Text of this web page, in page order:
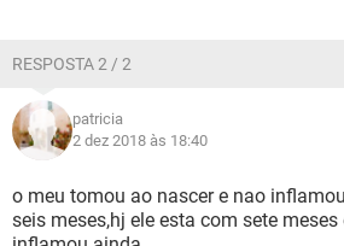
RESPOSTA 2 / 2
patricia
2 dez 2018 às 18:40
o meu tomou ao nascer e nao
seis meses,hj ele esta com sete